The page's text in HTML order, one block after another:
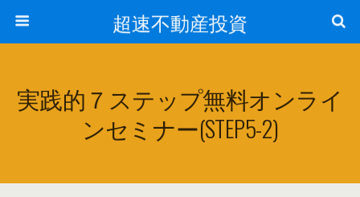
超速不動産投資
実践的７ステップ無料オンライ
ンセミナー(STEP5-2)